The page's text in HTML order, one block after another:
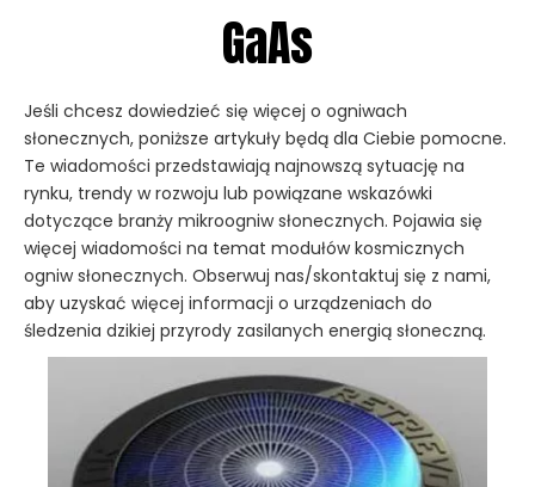
GaAs
Jeśli chcesz dowiedzieć się więcej o ogniwach
słonecznych, poniższe artykuły będą dla Ciebie pomocne.
Te wiadomości przedstawiają najnowszą sytuację na
rynku, trendy w rozwoju lub powiązane wskazówki
dotyczące branży mikroogniw słonecznych. Pojawia się
więcej wiadomości na temat modułów kosmicznych
ogniw słonecznych. Obserwuj nas/skontaktuj się z nami,
aby uzyskać więcej informacji o urządzeniach do
śledzenia dzikiej przyrody zasilanych energią słoneczną.